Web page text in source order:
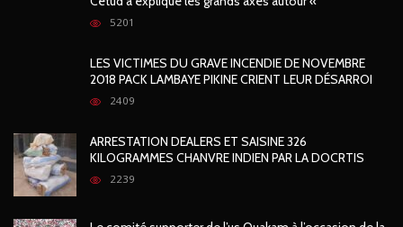
5201
LES VICTIMES DU GRAVE INCENDIE DE NOVEMBRE
2018 PACK LAMBAYE PIKINE CRIENT LEUR DÉSARROI
2409
ARRESTATION DEALERS ET SAISINE 326
KILOGRAMMES CHANVRE INDIEN PAR LA DOCRTIS
2239